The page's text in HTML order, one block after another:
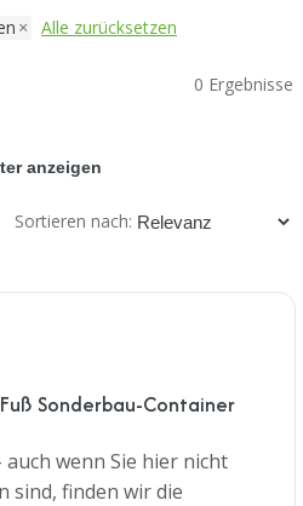
Alle zurücksetzen
0 Ergebnisse
anzeigen
Sortieren nach:
Sonderbau-Container
wenn Sie hier nicht
sind, finden wir die